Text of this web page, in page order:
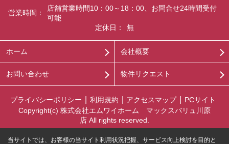
営業時間：
店舗営業時間10：00～18：00、お問合せ24時間受付
可能
定休日：
無
ホーム 会社概要
お問い合わせ 物件リクエスト
プライバシーポリシー 利用規約 アクセスマップ
PCサイト
Copyright(c) 株式会社エムワイホーム マックスバリュ川原
店 All rights reserved.
当サイトでは、お客様の当サイト利用状況把握、サービス向上検討を目的と